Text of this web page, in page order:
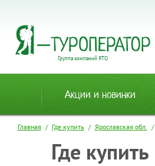
Группа компаний ЯТО
Акции и новинки
Главная / Где купить / Ярославская обл. /
Где купить